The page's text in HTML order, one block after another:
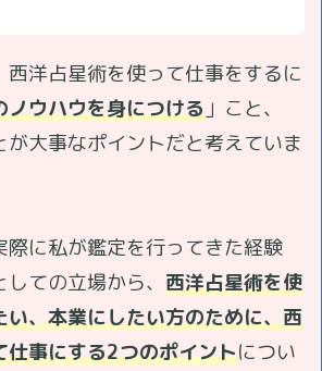
西洋占星術を使って仕事をするに
ノウハウを身につける 」こと、
が大事なポイントだと考えていま
際に私が鑑定を行ってきた経験
ての立場から、 西洋占星術を使
い、本業にしたい方のために、西
仕事にする2つのポイントについ